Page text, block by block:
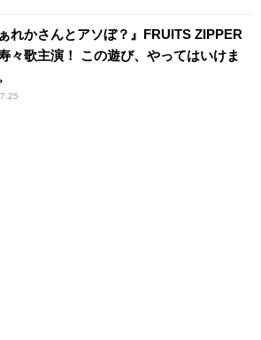
ぁれかさんとアソぼ？』FRUITS ZIPPER
々歌主演！ この遊び、やってはいけま